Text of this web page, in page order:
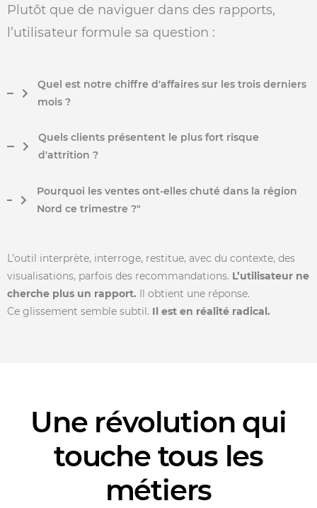
Plutôt que de naviguer dans des rapports,
l’utilisateur formule sa question :
Quel est notre chiffre d'affaires sur les trois derniers
mois ?
Quels clients présentent le plus fort risque
d'attrition ?
Pourquoi les ventes ont-elles chuté dans la région
Nord ce trimestre ?"
L’outil interprète, interroge, restitue, avec du contexte, des
visualisations, parfois des recommandations. L’utilisateur ne
cherche plus un rapport. Il obtient une réponse.
Ce glissement semble subtil. Il est en réalité radical.
Une révolution qui
touche tous les
métiers